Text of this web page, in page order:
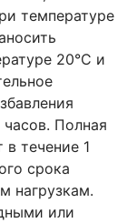
температуре
20°С и
Полная
течение 1
срока
нагрузкам.
или